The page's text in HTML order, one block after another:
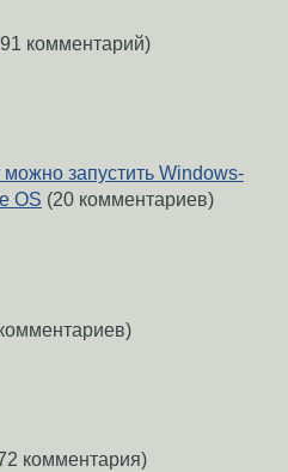
комментарий)
запустить Windows-
OS (20 комментариев)
комментария)